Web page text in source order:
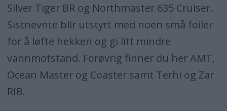
Silver Tiger BR og Northmaster 635 Cruiser.
Sistnevnte blir utstyrt med noen små foiler
for å løfte hekken og gi litt mindre
vannmotstand. Forøvrig finner du her AMT,
Ocean Master og Coaster samt Terhi og Zar
RIB.